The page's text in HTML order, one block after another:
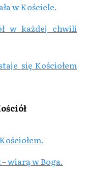
w Kościele.
w każdej chwili
się Kościołem
– wiarą w Boga.